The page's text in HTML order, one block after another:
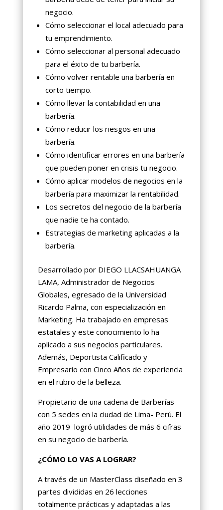
negocio.
Cómo seleccionar el local adecuado para
tu emprendimiento.
Cómo seleccionar al personal adecuado
para el éxito de tu barbería.
Cómo volver rentable una barbería en
corto tiempo.
Cómo llevar la contabilidad en una
barbería.
Cómo reducir los riesgos en una
barbería.
Cómo identificar errores en una barbería
que pueden poner en crisis tu negocio.
Cómo aplicar modelos de negocios en la
barbería para maximizar la rentabilidad.
Los secretos del negocio de la barbería
que nadie te ha contado.
Estrategias de marketing aplicadas a la
barbería.
Desarrollado por DIEGO LLACSAHUANGA
LAMA, Administrador de Negocios
Globales, egresado de la Universidad
Ricardo Palma, con especialización en
Marketing. Ha trabajado en empresas
estatales y este conocimiento lo ha
aplicado a sus negocios particulares.
Además, Deportista Calificado y
Empresario con Cinco Años de experiencia
en el rubro de la belleza.
Propietario de una cadena de Barberías
con 5 sedes en la ciudad de Lima- Perú. El
año 2019 logró utilidades de más 6 cifras
en su negocio de barbería.
¿CÓMO LO VAS A LOGRAR?
A través de un MasterClass diseñado en 3
partes divididas en 26 lecciones
totalmente prácticas y adaptadas a las